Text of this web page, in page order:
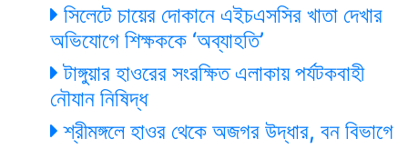
সিলেটে চায়ের দোকানে এইচএসসির খাতা দেখার
অভিযোগে শিক্ষককে ‘অব্যাহতি’
টাঙ্গুয়ার হাওরের সংরক্ষিত এলাকায় পর্যটকবাহী
নৌযান নিষিদ্ধ
শ্রীমঙ্গলে হাওর থেকে অজগর উদ্ধার, বন বিভাগে